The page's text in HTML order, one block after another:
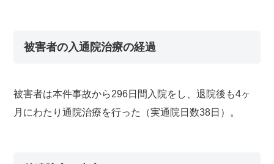
被害者の入通院治療の経過
被害者は本件事故から296日間入院をし、退院後も4ヶ
月にわたり通院治療を行った（実通院日数38日）。